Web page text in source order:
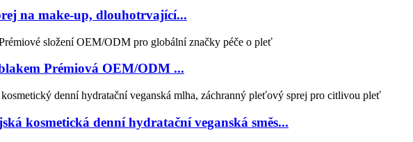
na make-up, dlouhotrvající...
Prémiová OEM/ODM ...
kosmetická denní hydratační veganská směs...